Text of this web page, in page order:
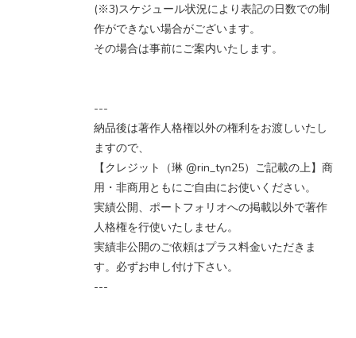
(※3)​スケジュール状況により表記の日数での制
作ができない場合がございます。
その場合は事前にご案内いたします。
---
納品後は著作人格権以外の権利をお渡しいたし
ますので、
【クレジット（琳 @rin_tyn25）ご記載の上】商
用・非商用ともにご自由にお使いください。
実績公開、ポートフォリオへの掲載以外で著作
人格権を行使いたしません。
実績非公開のご依頼はプラス料金いただきま
す。必ずお申し付け下さい。
---